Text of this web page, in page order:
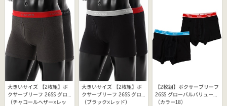
大きいサイズ 【2枚組】ボ
クサーブリーフ 26SS グロ
ーバルバリューライン ヘイ
（チャコールヘザー×レッ
大きいサイズ 【2枚組】ボ
クサーブリーフ 26SS グロ
ーバルバリューライン ヘイ
（ブラック×レッド）
【2枚組】ボクサーブリーフ
26SS グローバルバリューラ
イン ヘインズ(HM6EG702)
（カラー18）